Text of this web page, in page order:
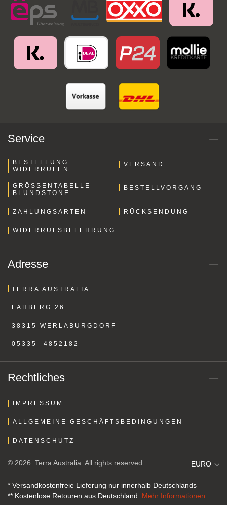
Service
BESTELLUNG
WIDERRUFEN
VERSAND
GRÖSSENTABELLE B
LUNDSTONE
BESTELLVORGANG
ZAHLUNGSARTEN RÜCKSENDUNG
WIDERRUFSBELEHRUNG
Adresse
TERRA AUSTRALIA
LAHBERG 26
38315 WERLABURGDORF
05335- 4852182
Rechtliches
IMPRESSUM
ALLGEMEINE GESCHÄFTSBEDINGUNGEN
DATENSCHUTZ
© 2026. Terra Australia. All rights reserved. EURO
* Versandkostenfreie Lieferung nur innerhalb Deutschlands
** Kostenlose Retouren aus Deutschland. Mehr Informationen